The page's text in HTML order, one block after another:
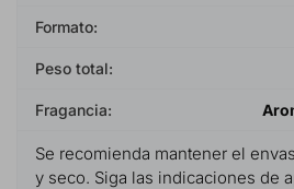
Formato:
Peso total:
Fragancia:
Se recomienda mantener el
y seco. Siga las indicaciones de